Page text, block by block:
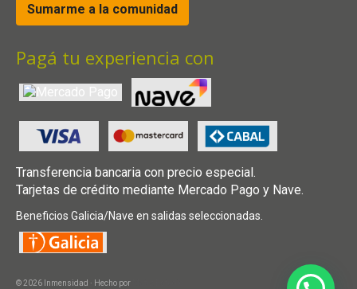
Sumarme a la comunidad
Pagá tu experiencia con
Transferencia bancaria con precio especial.
Tarjetas de crédito mediante Mercado Pago y Nave.
Beneficios Galicia/Nave en salidas seleccionadas.
© 2026 Inmensidad · Hecho por